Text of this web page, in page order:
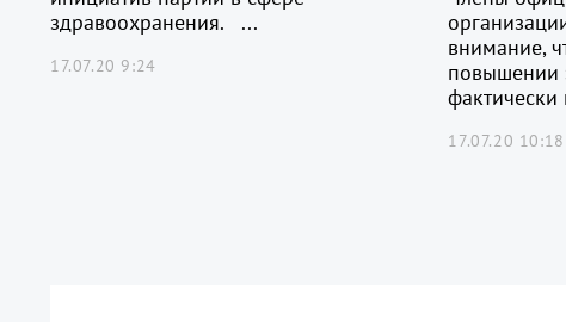
здравоохранения. ...
17.07.20 9:24
внимание,
повышении
фактически
17.07.20 10:18